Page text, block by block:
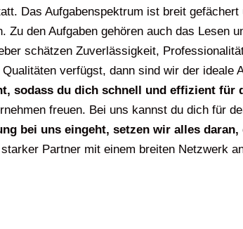
Das Aufgabenspektrum ist breit
den Aufgaben gehören auch das Lesen
schätzen Zuverlässigkeit,
verfügst, dann sind wir der ideale
sodass du dich schnell und effizient für
freuen. Bei uns kannst du dich für
bei uns eingeht, setzen wir alles
Partner mit einem breiten Netzwerk